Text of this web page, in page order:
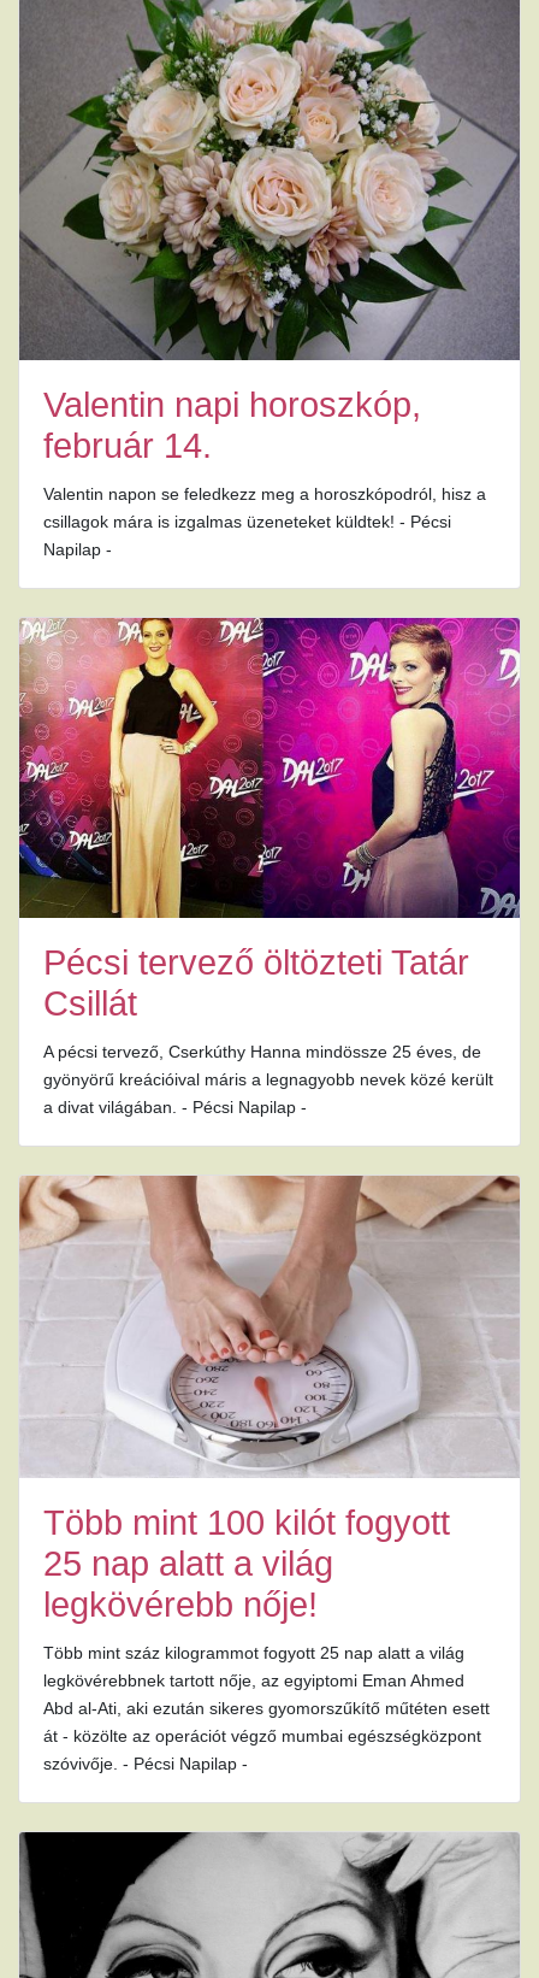
Valentin napi horoszkóp,
február 14.
Valentin napon se feledkezz meg a horoszkópodról, hisz a
csillagok mára is izgalmas üzeneteket küldtek! - Pécsi
Napilap -
Pécsi tervező öltözteti Tatár
Csillát
A pécsi tervező, Cserkúthy Hanna mindössze 25 éves, de
gyönyörű kreációival máris a legnagyobb nevek közé került
a divat világában. - Pécsi Napilap -
Több mint 100 kilót fogyott
25 nap alatt a világ
legkövérebb nője!
Több mint száz kilogrammot fogyott 25 nap alatt a világ
legkövérebbnek tartott nője, az egyiptomi Eman Ahmed
Abd al-Ati, aki ezután sikeres gyomorszűkítő műtéten esett
át - közölte az operációt végző mumbai egészségközpont
szóvivője. - Pécsi Napilap -